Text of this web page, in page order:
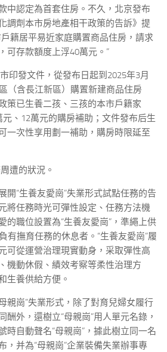
中認定為首套住房。不久，北京發布
調劑本市房地產相干政策的告訴》提
籍居平易近家庭購置商品住房，請求
可存款額度上浮40萬元。”
印發文件，從發布日起到2025年3月
（含長江新區）購置新建商品住房
策已生養二孩、三孩的本市戶籍家
、12萬元的購房補助；文件發布后生
一次性享用劃一補助，購房時限延至
遭的狀況。
開“生養友愛崗”失業形式試點任務的告
將任務時光可彈性設定、任務方法機
的職位設置為“生養友愛崗”，準繩上供
有撫育任務的休息者。“生養友愛崗”履
可從運營治理現實動身，采取彈性高
機動休假、績效考察等柔性治理方
生養供給方便。
親崗”失業形式，除了對育兒婦女履行
酬外，還樹立“母親崗”用人單元名錄，
時自動聲名“母親崗”，據此樹立同一名
，并為“母親崗”企業裝備失業辦事專